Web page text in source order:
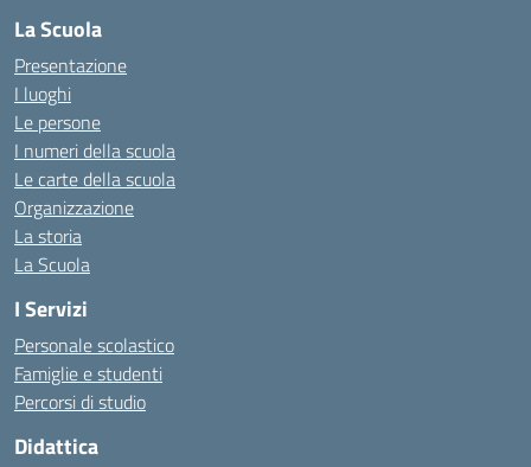
La Scuola
Presentazione
I luoghi
Le persone
I numeri della scuola
Le carte della scuola
Organizzazione
La storia
La Scuola
I Servizi
Personale scolastico
Famiglie e studenti
Percorsi di studio
Didattica